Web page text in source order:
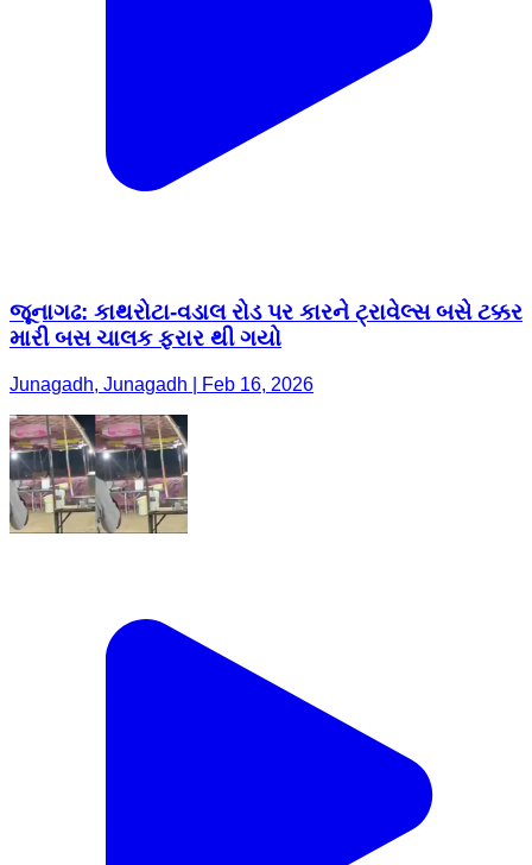
જૂનાગઢ: કાથરોટા-વડાલ રોડ પર કારને ટ્રાવેલ્સ બસે ટક્કર
મારી બસ ચાલક ફરાર થી ગયો
Junagadh, Junagadh | Feb 16, 2026